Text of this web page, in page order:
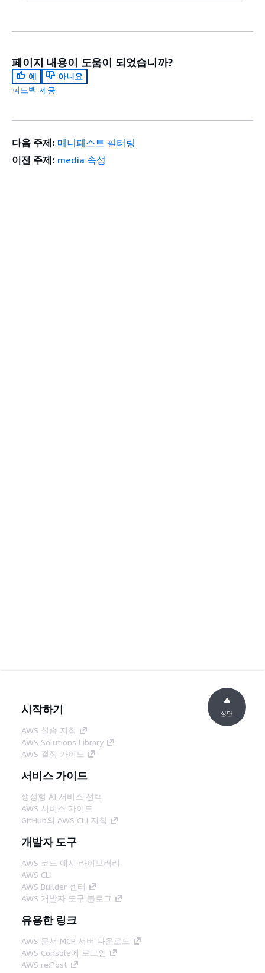
페이지 내용이 도움이 되었습니까?
예
아니요
피드백 제공
다음 주제: 매니페스트 필터링
이전 주제: media 속성
시작하기
AWS 실습 지침
AWS Solutions Library
AWS 결정 가이드
서비스 가이드
생성형 AI 서비스 선택
AWS 서비스 가이드
GitHub의 AWS CLI 지침
개발자 도구
AWS 코드 예시 라이브러리
AWS CLI
AWS Builder 센터
AWS 개발자 도구 블로그
유용한 링크
AWS 문서 MCP 서버 다운로드
AWS Console에 로그인
AWS re:Post
상단